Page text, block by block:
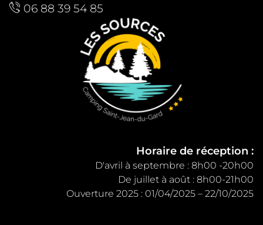
06 88 39 54 85
Horaire de réception :
D'avril à septembre : 8h00 -20h00
De juillet à août : 8h00-21h00
Ouverture 2025 : 01/04/2025 – 22/10/2025